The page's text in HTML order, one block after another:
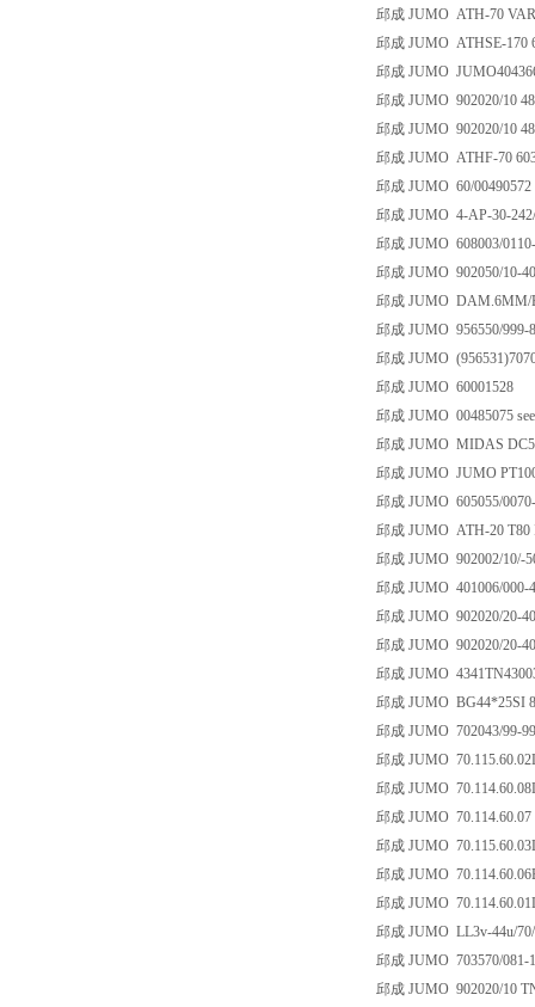
邱成 JUMO ATH-70
邱成 JUMO ATHSE-170
邱成 JUMO
邱成 JUMO 902020/10
邱成 JUMO 902020/10
邱成 JUMO ATHF-70
邱成 JUMO 60/00490572
邱成 JUMO 4-AP-30-
邱成 JUMO 608003/
邱成 JUMO 902050/10-
邱成 JUMO DAM.6MM/
邱成 JUMO 956550/999-
邱成 JUMO
邱成 JUMO 60001528
邱成 JUMO 00485075
邱成 JUMO MIDAS
邱成 JUMO JUMO
邱成 JUMO 605055/
邱成 JUMO ATH-20 T80
邱成 JUMO 902002/10/-
邱成 JUMO 401006/000-
邱成 JUMO 902020/20-
邱成 JUMO 902020/20-
邱成 JUMO
邱成 JUMO BG44*25SI
邱成 JUMO 702043/99-
邱成 JUMO
邱成 JUMO
邱成 JUMO 70.114.60.07
邱成 JUMO
邱成 JUMO
邱成 JUMO
邱成 JUMO LL3v-44u/70/
邱成 JUMO 703570/081-
邱成 JUMO 902020/10